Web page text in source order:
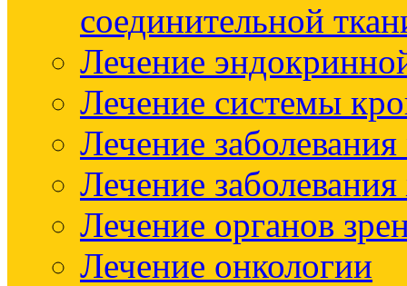
соединительной
Лечение
Лечение системы
Лечение
Лечение
Лечение органов
Лечение онкологии